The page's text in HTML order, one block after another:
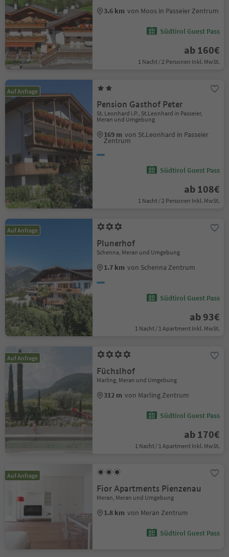
3.6 km von Moos in Passeier Zentrum
Südtirol Guest Pass
ab 160€
1 Nacht / 2 Personen Inkl. MwSt.
Auf Anfrage
Pension Gasthof Peter
St. Leonhard i.P., St.Leonhard in Passeier,
Meran und Umgebung
169 m von St.Leonhard in Passeier
Zentrum
Südtirol Guest Pass
ab 108€
1 Nacht / 2 Personen Inkl. MwSt.
Auf Anfrage
Plunerhof
Schenna, Meran und Umgebung
1.7 km von Schenna Zentrum
Südtirol Guest Pass
ab 93€
1 Nacht / 1 Apartment Inkl. MwSt.
Auf Anfrage
Füchslhof
Marling, Meran und Umgebung
312 m von Marling Zentrum
Südtirol Guest Pass
ab 170€
1 Nacht / 1 Apartment Inkl. MwSt.
Auf Anfrage
Fior Apartments Pienzenau
Meran, Meran und Umgebung
1.8 km von Meran Zentrum
Südtirol Guest Pass